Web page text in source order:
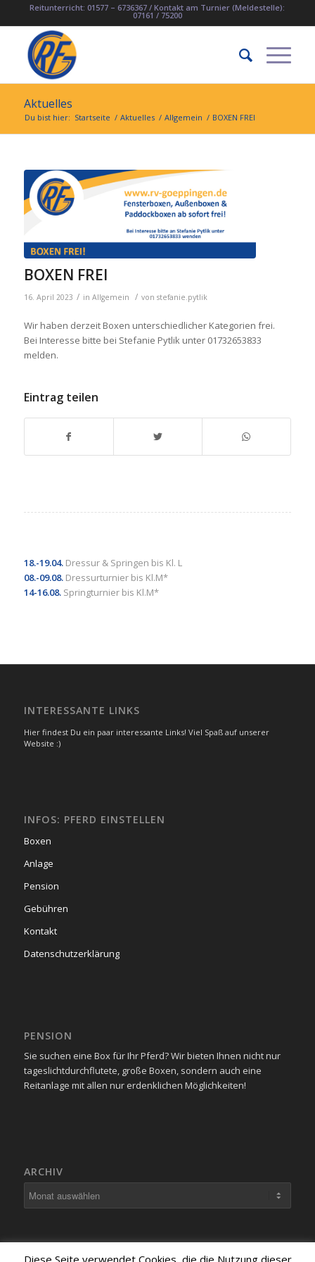
Reitunterricht: 01577 – 6736367 / Kontakt am Turnier (Meldestelle):
07161 / 75200
Aktuelles
Du bist hier: Startseite / Aktuelles / Allgemein / BOXEN FREI
BOXEN FREI
16. April 2023 / in Allgemein / von stefanie.pytlik
Wir haben derzeit Boxen unterschiedlicher Kategorien frei.
Bei Interesse bitte bei Stefanie Pytlik unter 01732653833
melden.
Eintrag teilen
18.-19.04.Dressur & Springen bis Kl. L
08.-09.08.Dressurturnier bis Kl.M*
14-16.08.Springturnier bis Kl.M*
INTERESSANTE LINKS
Hier findest Du ein paar interessante Links! Viel Spaß auf unserer
Website :)
INFOS: PFERD EINSTELLEN
Boxen
Anlage
Pension
Gebühren
Kontakt
Datenschutzerklärung
PENSION
Sie suchen eine Box für Ihr Pferd? Wir bieten Ihnen nicht nur
tageslichtdurchflutete, große Boxen, sondern auch eine
Reitanlage mit allen nur erdenklichen Möglichkeiten!
ARCHIV
Diese Seite verwendet Cookies, die die Nutzung dieser